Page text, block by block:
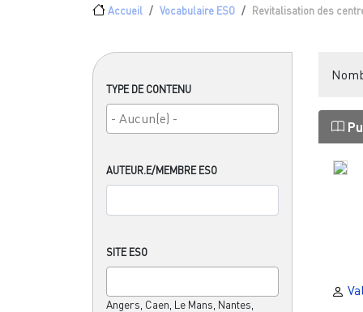
Fil d'Ariane
Accueil Vocabulaire ESO Revitalisation des
TYPE DE CONTENU
AUTEUR.E/MEMBRE ESO
SITE ESO
Angers, Caen, Le Mans, Nantes,